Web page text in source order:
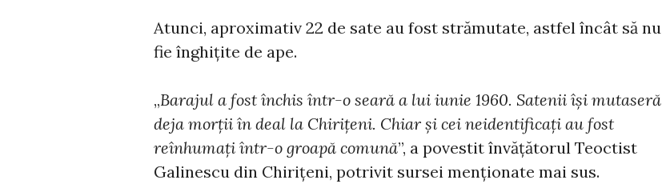
Atunci, aproximativ 22 de sate au fost strămutate, astfel încât să nu
fie înghițite de ape.
„Barajul a fost închis într-o seară a lui iunie 1960. Satenii își mutaseră
deja morții în deal la Chirițeni. Chiar și cei neidentificați au fost
reînhumați într-o groapă comună”, a povestit învățătorul Teoctist
Galinescu din Chirițeni, potrivit sursei menționate mai sus.